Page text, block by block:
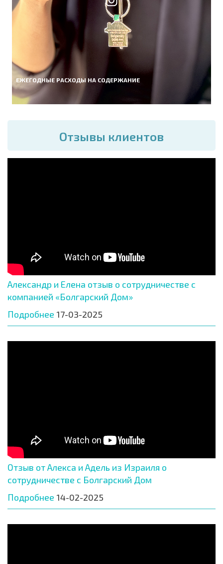
ЕЖЕГОДНЫЕ РАСХОДЫ НА СОДЕРЖАНИЕ
Отзывы клиентов
Александр и Елена отзыв о сотрудничестве с
компанией «Болгарский Дом»
Подробнее 17-03-2025
Отзыв от Алекса и Адель из Израиля о
сотрудничестве с Болгарский Дом
Подробнее 14-02-2025